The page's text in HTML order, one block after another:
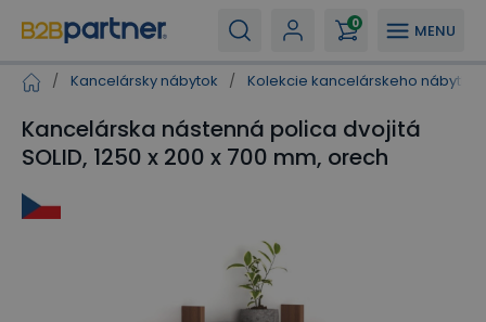
MENU
0
/ Kancelársky nábytok / Kolekcie kancelárskeho nábytku
Kancelárska nástenná polica dvojitá
SOLID, 1250 x 200 x 700 mm, orech